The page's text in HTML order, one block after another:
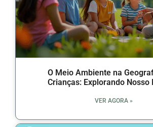
O Meio Ambiente na
Crianças: Explorando Nosso
VER AGORA »